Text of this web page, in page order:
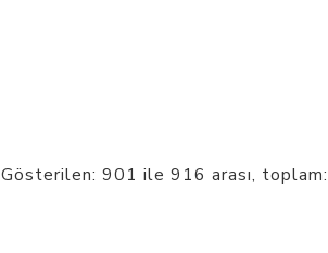
Gösterilen: 901 ile 916 arası,